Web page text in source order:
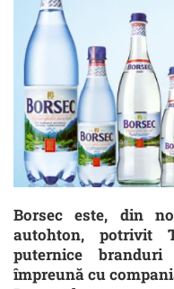
Borsec este, din
autohton, potrivit
puternice
împreună cu